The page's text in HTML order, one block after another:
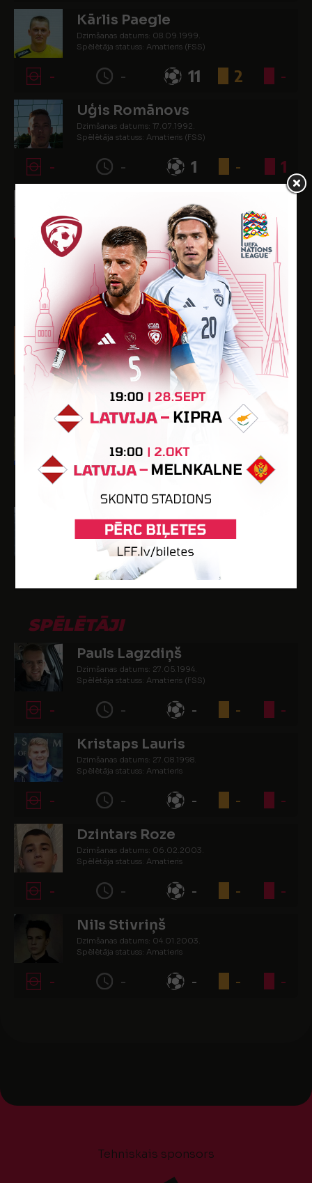
Kārlis Paegle
Dzimšanas datums: 08.09.1999.
Spēlētāja statuss: Amatieris (FSS)
- - 11 2 -
Uģis Romānovs
Dzimšanas datums: 17.07.1992.
Spēlētāja statuss: Amatieris (FSS)
- - 1 - 1
Mārcis Šnēbergs
Dzimšanas datums: 18.12.1995.
Spēlētāja statuss: Amatieris (FSS)
- - 2 1
UZBRUCĒJI
Edgars Grīnbergs
Dzimšanas datums: 09.07.1997.
Spēlētāja statuss: Amatieris (FSS)
- - -
Lauris Rezgals-Kalpmanis
Spēlētāja statuss: Amatieris (FSS)
- -
Igors Tarasovs
Dzimšanas datums: 01.06.1986.
Spēlētāja statuss: Amatieris (FSS)
-
SPĒLĒTĀJI
Pauls Lagzdiņš
Dzimšanas datums: 27.05.1994.
Spēlētāja statuss: Amatieris (FSS)
- - - - -
Kristaps Lauris
Dzimšanas datums: 27.08.1998.
Spēlētāja statuss: Amatieris
- - - - -
Dzintars Roze
Dzimšanas datums: 06.02.2003.
Spēlētāja statuss: Amatieris
- - - - -
Nils Stivriņš
Dzimšanas datums: 04.01.2003.
Spēlētāja statuss: Amatieris
- - - - -
Tehniskais sponsors